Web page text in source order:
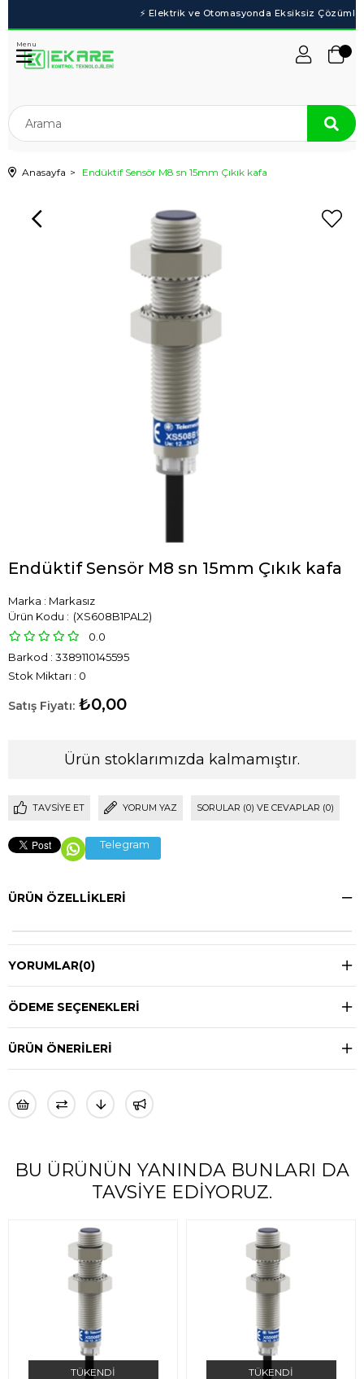
Menu
Anasayfa Endüktif Sensör M8 sn 15mm Çıkık kafa
Endüktif Sensör M8 sn 15mm Çıkık kafa
Marka : Markasız
(XS608B1PAL2)
0.0
Barkod : 3389110145595
Stok Miktarı : 0
₺0,00
Ürün stoklarımızda kalmamıştır.
TAVSIYE ET YORUM YAZ SORULAR (0) VE CEVAPLAR (0)
Telegram
ÜRÜN ÖZELLIKLERI
YORUMLAR(0)
ÖDEME SEÇENEKLERI
ÜRÜN ÖNERILERI
BU ÜRÜNÜN YANINDA BUNLARI DA
TAVSIYE EDIYORUZ.
TÜKENDI TÜKENDI